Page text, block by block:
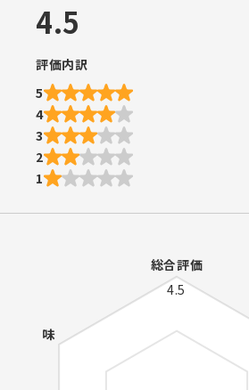
4.5
評価内訳
5
4
3
2
1